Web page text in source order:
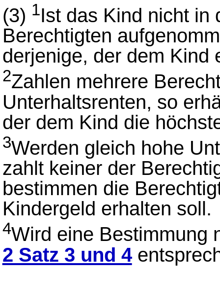
(3) 1Ist das Kind nicht in
Berechtigten
derjenige, der dem Kind
2Zahlen mehrere
Unterhaltsrenten, so
der dem Kind die
3Werden gleich hohe
zahlt keiner der
bestimmen die
Kindergeld erhalten soll.
4Wird eine Bestimmung
2 Satz 3 und 4